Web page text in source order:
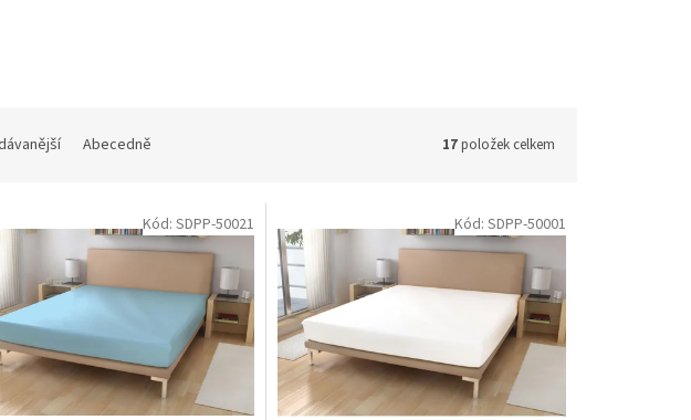
Abecedně 17položek celkem
Kód: SDPP-50021 Kód: SDPP-50001